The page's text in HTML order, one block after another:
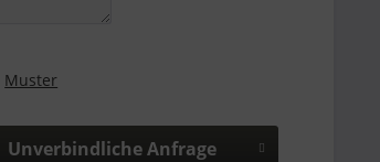
Muster
Unverbindliche Anfrage